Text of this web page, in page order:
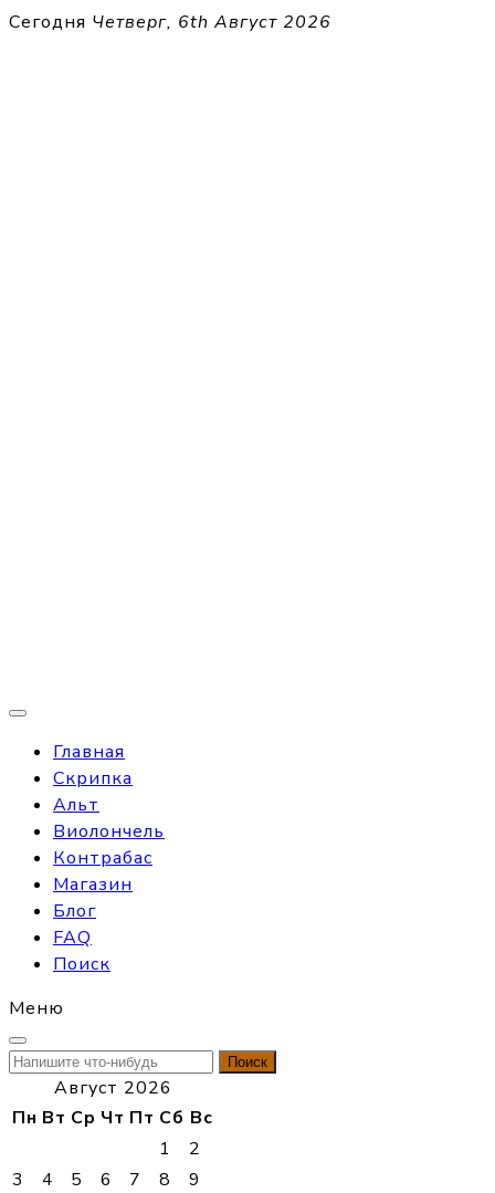
Перейти
Сегодня Четверг, 6th Август 2026
Главная
Скрипка
Альт
Виолончель
Контрабас
Магазин
Блог
FAQ
Поиск
Меню
Найти:
Август 2026
Пн Вт Ср Чт Пт Сб Вс
1
2
3
4 5 6 7 8
9